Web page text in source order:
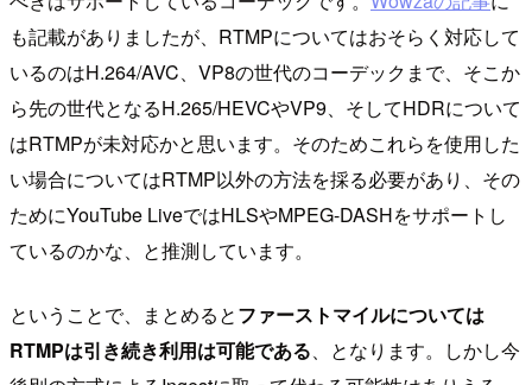
も記載がありましたが、RTMPについてはおそらく対応して
いるのはH.264/AVC、VP8の世代のコーデックまで、そこか
ら先の世代となるH.265/HEVCやVP9、そしてHDRについて
はRTMPが未対応かと思います。そのためこれらを使用した
い場合についてはRTMP以外の方法を採る必要があり、その
ためにYouTube LiveではHLSやMPEG-DASHをサポートし
ているのかな、と推測しています。
ということで、まとめるとファーストマイルについては
RTMPは引き続き利用は可能である、となります。しかし今